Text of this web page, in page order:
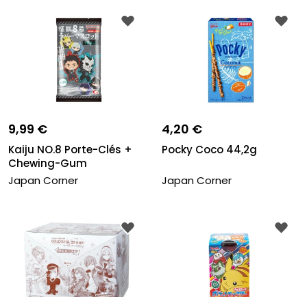
9,99 €
Kaiju NO.8 Porte-Clés +
Chewing-Gum
Japan Corner
4,20 €
Pocky Coco 44,2g
Japan Corner